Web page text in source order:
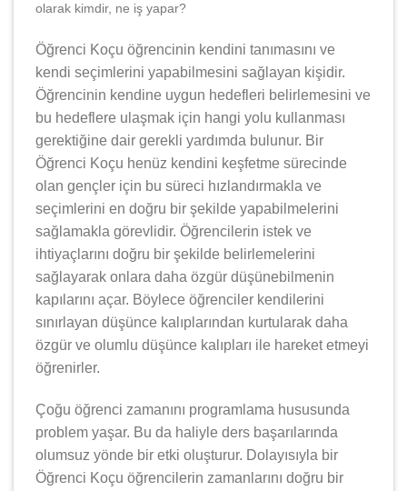
olarak kimdir, ne iş yapar?
Öğrenci Koçu öğrencinin kendini tanımasını ve
kendi seçimlerini yapabilmesini sağlayan kişidir.
Öğrencinin kendine uygun hedefleri belirlemesini ve
bu hedeflere ulaşmak için hangi yolu kullanması
gerektiğine dair gerekli yardımda bulunur. Bir
Öğrenci Koçu henüz kendini keşfetme sürecinde
olan gençler için bu süreci hızlandırmakla ve
seçimlerini en doğru bir şekilde yapabilmelerini
sağlamakla görevlidir. Öğrencilerin istek ve
ihtiyaçlarını doğru bir şekilde belirlemelerini
sağlayarak onlara daha özgür düşünebilmenin
kapılarını açar. Böylece öğrenciler kendilerini
sınırlayan düşünce kalıplarından kurtularak daha
özgür ve olumlu düşünce kalıpları ile hareket etmeyi
öğrenirler.
Çoğu öğrenci zamanını programlama hususunda
problem yaşar. Bu da haliyle ders başarılarında
olumsuz yönde bir etki oluşturur. Dolayısıyla bir
Öğrenci Koçu öğrencilerin zamanlarını doğru bir